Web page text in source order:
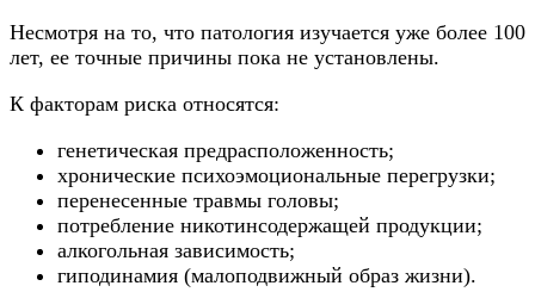
Несмотря на то, что патология изучается уже более 100
лет, ее точные причины пока не установлены.
К факторам риска относятся:
генетическая предрасположенность;
хронические психоэмоциональные перегрузки;
перенесенные травмы головы;
потребление никотинсодержащей продукции;
алкогольная зависимость;
гиподинамия (малоподвижный образ жизни).